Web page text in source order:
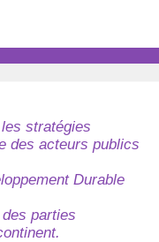
stratégies
des acteurs publics
Durable
parties